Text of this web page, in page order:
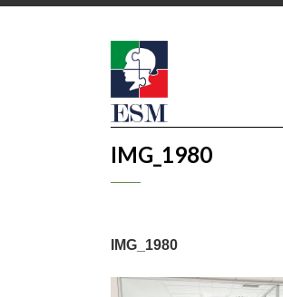
IMG_1980
IMG_1980